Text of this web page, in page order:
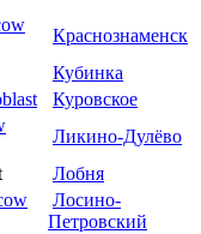
Краснознаменск
Кубинка
Куровское
Ликино-Дулёво
Лобня
Лосино-
Петровский